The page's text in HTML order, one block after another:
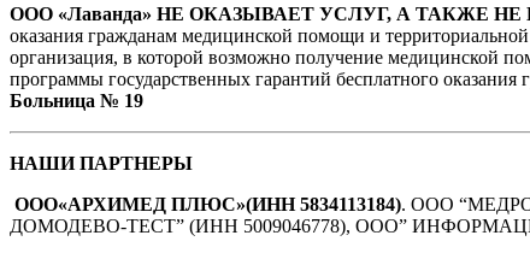
ООО «Лаванда» НЕ ОКАЗЫВАЕТ УСЛУГ, А
оказания гражданам медицинской помощи и
организация, в которой возможно получение медицинской
программы государственных гарантий бесплатного
Больница № 19
НАШИ ПАРТНЕРЫ
ООО«АРХИМЕД ПЛЮС»(ИНН 5834113184). ООО
ДОМОДЕВО-ТЕСТ” (ИНН 5009046778), ООО”